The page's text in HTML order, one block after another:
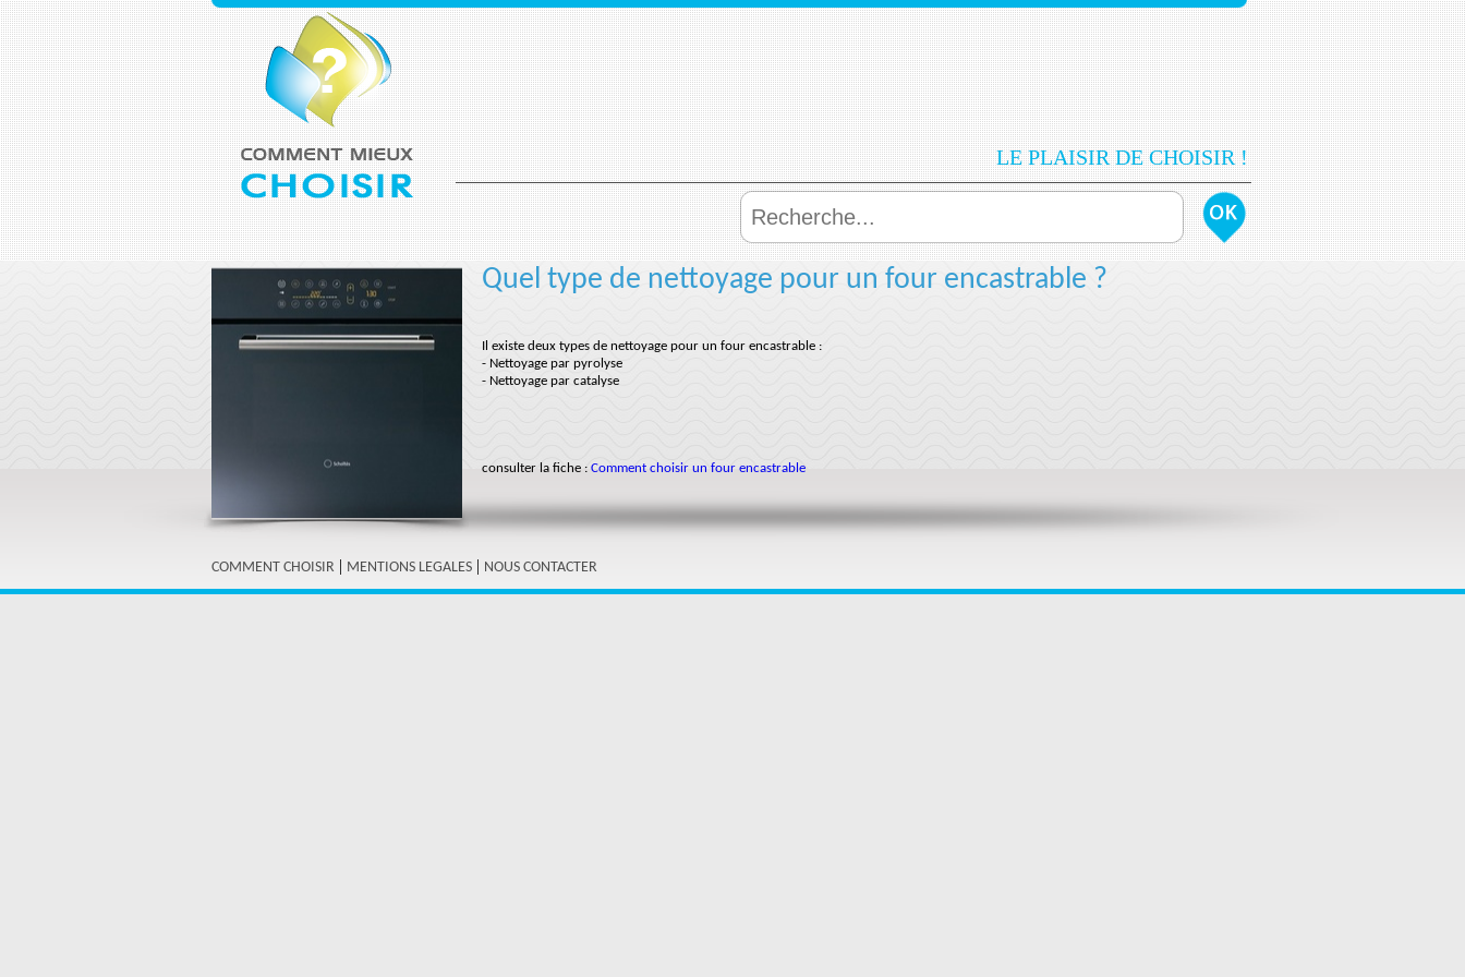
LE PLAISIR DE CHOISIR !
Quel type de nettoyage pour un four encastrable ?
Il existe deux types de nettoyage pour un four encastrable :
- Nettoyage par pyrolyse
- Nettoyage par catalyse
consulter la fiche : Comment choisir un four encastrable
COMMENT CHOISIR | MENTIONS LEGALES | NOUS CONTACTER